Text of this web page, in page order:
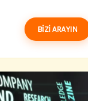
BIZI ARAYIN